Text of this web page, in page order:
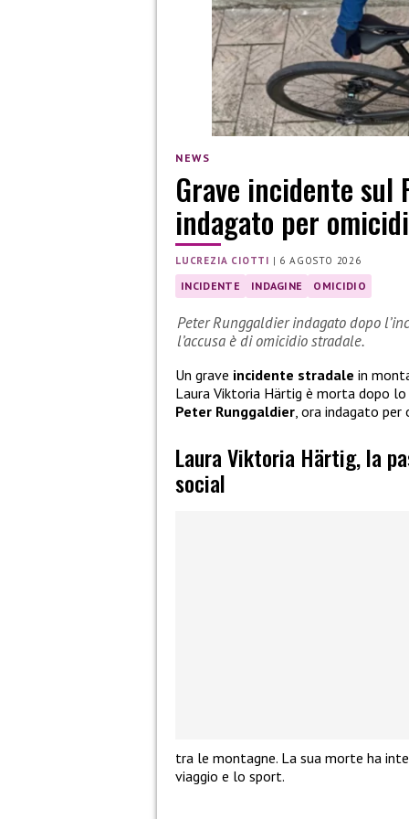
NEWS
Grave incidente sul
indagato per
LUCREZIA CIOTTI | 6 AGOSTO 2026
INCIDENTE INDAGINE OMICIDIO
Peter Runggaldier indagato dopo
l’accusa è di omicidio stradale.
Un grave incidente stradale in
Laura Viktoria Härtig è morta dopo
Peter Runggaldier, ora indagato per
Laura Viktoria Härtig, la
social
tra le montagne. La sua morte ha
viaggio e lo sport.